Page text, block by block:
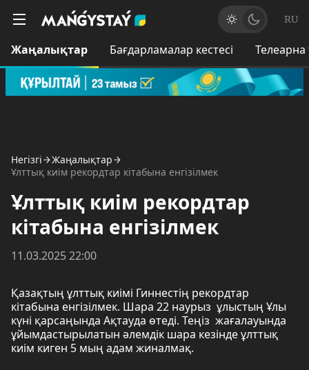
RU
Жаңалықтар Бағдарламалар кестесі
Негізгі
Жаңалықтар
Ұлттық киім рекордтар кітабына енгізілмек
Ұлттық киім рекордтар
кітабына енгізілмек
11.03.2025 22:00
Қазақтың ұлттық киімі Гиннестің рекордтар
кітабына енгізілмек. Шара 22 наурыз ұлыстың Ұлы
күні қарсаңында Ақтауда өтеді. Теңіз жағалауында
ұйымдастырылатын әлемдік шара кезінде ұлттық
киім киген 5 мың адам жиналмақ.